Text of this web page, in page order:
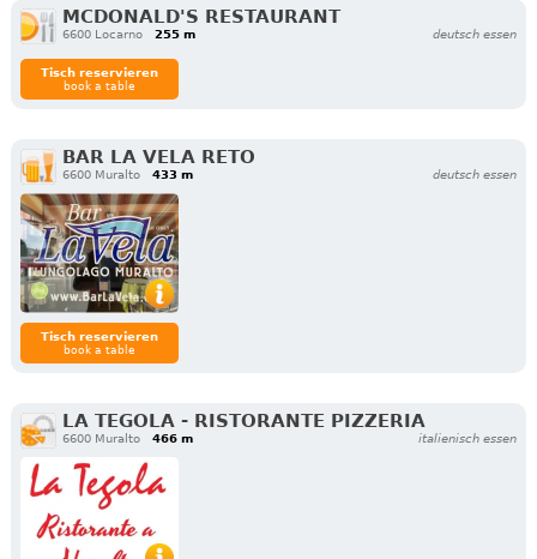
MCDONALD'S RESTAURANT
6600 Locarno 255 m deutsch essen
Tisch reservieren
book a table
BAR LA VELA RETO
6600 Muralto 433 m deutsch essen
Tisch reservieren
book a table
LA TEGOLA - RISTORANTE PIZZERIA
6600 Muralto 466 m italienisch essen